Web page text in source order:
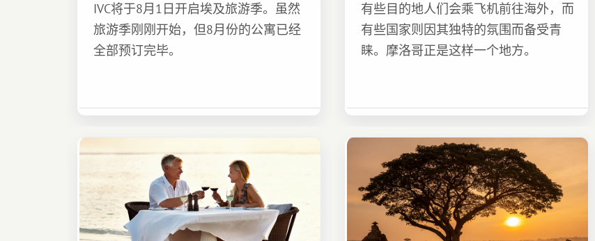
IVC将于8月1日开启埃及旅游季。虽然
旅游季刚刚开始，但8月份的公寓已经
全部预订完毕。
有些目的地人们会乘飞机前往海外，而
有些国家则因其独特的氛围而备受青
睐。摩洛哥正是这样一个地方。